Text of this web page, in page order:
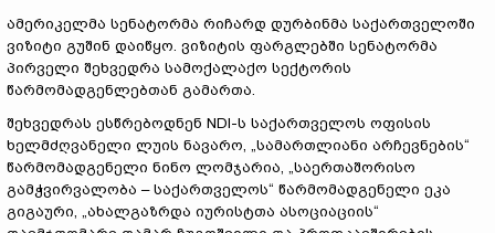
ამერიკელმა სენატორმა რიჩარდ დურბინმა საქართველოში
ვიზიტი გუშინ დაიწყო. ვიზიტის ფარგლებში სენატორმა
პირველი შეხვედრა სამოქალაქო სექტორის
წარმომადგენლებთან გამართა.
შეხვედრას ესწრებოდნენ NDI-ს საქართველოს ოფისის
ხელმძღვანელი ლუის ნავარო, „სამართლიანი არჩევნების“
წარმომადგენელი ნინო ლომჯარია, „საერთაშორისო
გამჭვირვალობა – საქართველოს“ წარმომადგენელი ეკა
გიგაური, „ახალგაზრდა იურისტთა ასოციაციის“